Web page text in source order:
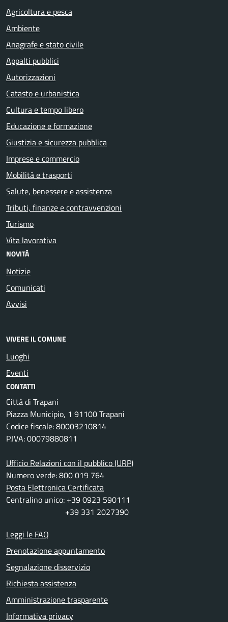
Agricoltura e pesca
Ambiente
Anagrafe e stato civile
Appalti pubblici
Autorizzazioni
Catasto e urbanistica
Cultura e tempo libero
Educazione e formazione
Giustizia e sicurezza pubblica
Imprese e commercio
Mobilità e trasporti
Salute, benessere e assistenza
Tributi, finanze e contravvenzioni
Turismo
Vita lavorativa
NOVITÀ
Notizie
Comunicati
Avvisi
VIVERE IL COMUNE
Luoghi
Eventi
CONTATTI
Città di Trapani
Piazza Municipio, 1 91100 Trapani
Codice fiscale: 80003210814
P.IVA: 00079880811
Ufficio Relazioni con il pubblico (URP)
Numero verde: 800 019 764
Posta Elettronica Certificata
Centralino unico: +39 0923 590111
+39 331 2027390
Leggi le FAQ
Prenotazione appuntamento
Segnalazione disservizio
Richiesta assistenza
Amministrazione trasparente
Informativa privacy